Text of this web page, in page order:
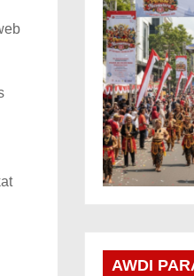
AWDI